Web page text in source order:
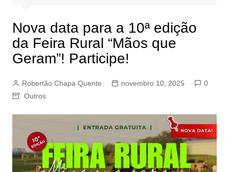
Nova data para a 10ª edição
da Feira Rural “Mãos que
Geram”! Participe!
Robertão Chapa Quente novembro 10, 2025
0
Outros